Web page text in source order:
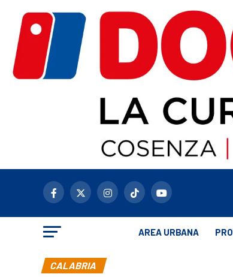
AREA URBANA
CALABRIA